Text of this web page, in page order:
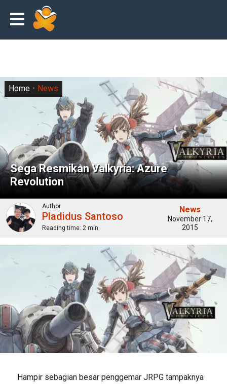
Sega Resmikan Valkyria: Azure
Revolution
Home News
Author
Pladidus Santoso
Reading time: 2 min
News
November 17,
2015
Hampir sebagian besar penggemar JRPG tampaknya